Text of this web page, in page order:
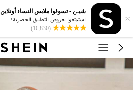
×
شيـن - تسوقوا ملابس النساء أونلاين
استمتعوا بعروض التطبيق الحصرية!
(10,830)